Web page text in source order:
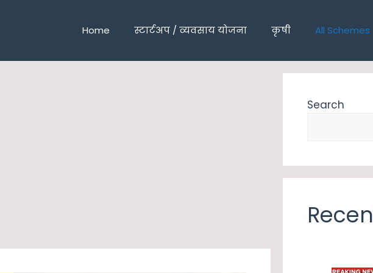
Home स्टार्टअप / व्यवसाय योजना कृषी All Schemes
Search